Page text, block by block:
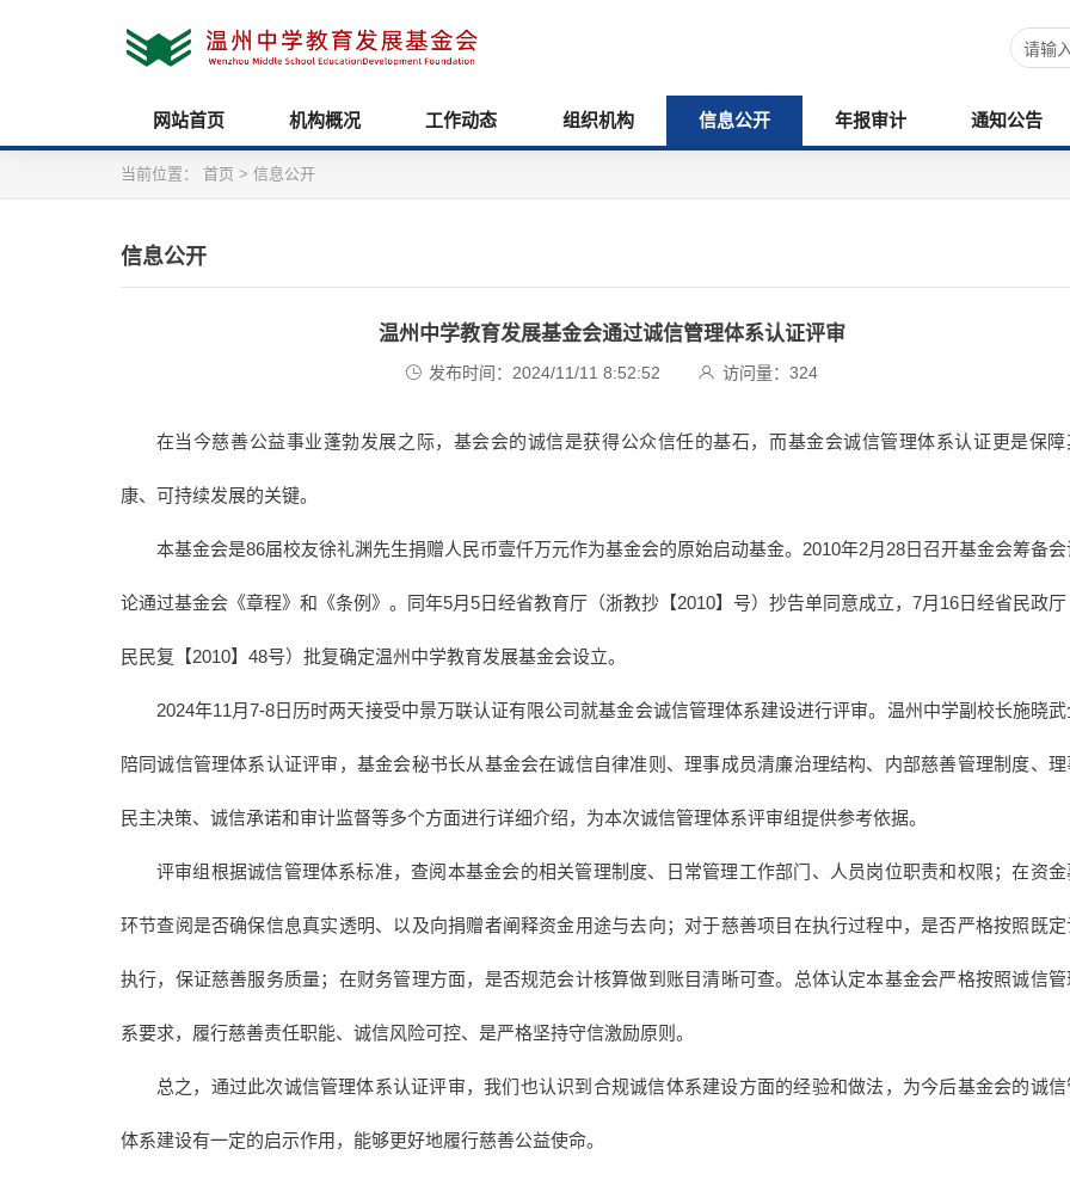
网站首页 机构概况 工作动态 组织机构 信息公开 年报审计 通知公告
当前位置： 首页 > 信息公开
信息公开
温州中学教育发展基金会通过诚信管理体系认证评审
发布时间：2024/11/11 8:52:52 访问量：324
在当今慈善公益事业蓬勃发展之际，基会会的诚信是获得公众信任的基石，而基金会诚信管理体系认证更是保障
康、可持续发展的关键。
本基金会是86届校友徐礼渊先生捐赠人民币壹仟万元作为基金会的原始启动基金。2010年2月28日召开基金会筹备
论通过基金会《章程》和《条例》。同年5月5日经省教育厅（浙教抄【2010】号）抄告单同意成立，7月16日经省民政
民民复【2010】48号）批复确定温州中学教育发展基金会设立。
2024年11月7-8日历时两天接受中景万联认证有限公司就基金会诚信管理体系建设进行评审。温州中学副校长施晓
陪同诚信管理体系认证评审，基金会秘书长从基金会在诚信自律准则、理事成员清廉治理结构、内部慈善管理制度、
民主决策、诚信承诺和审计监督等多个方面进行详细介绍，为本次诚信管理体系评审组提供参考依据。
评审组根据诚信管理体系标准，查阅本基金会的相关管理制度、日常管理工作部门、人员岗位职责和权限；在资
环节查阅是否确保信息真实透明、以及向捐赠者阐释资金用途与去向；对于慈善项目在执行过程中，是否严格按照既
执行，保证慈善服务质量；在财务管理方面，是否规范会计核算做到账目清晰可查。总体认定本基金会严格按照诚信
系要求，履行慈善责任职能、诚信风险可控、是严格坚持守信激励原则。
总之，通过此次诚信管理体系认证评审，我们也认识到合规诚信体系建设方面的经验和做法，为今后基金会的诚
体系建设有一定的启示作用，能够更好地履行慈善公益使命。